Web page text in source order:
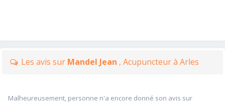
Les avis sur Mandel Jean , Acupuncteur à Arles
Malheureusement, personne n'a encore donné son avis sur